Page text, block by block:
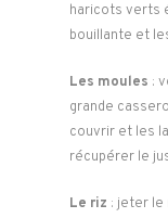
haricots verts
bouillante et
Les moules :
grande
couvrir et les
récupérer le
Le riz : jeter le